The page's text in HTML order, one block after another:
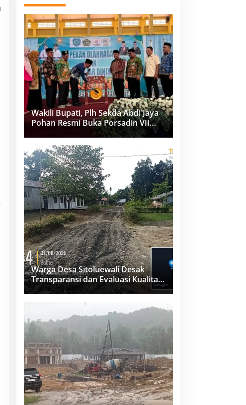
Wakili Bupati, Plh Sekda Abdi Jaya
Pohan Resmi Buka Porsadin VII
Kabupaten Labuhanbatu
Warga Desa Sitoluewali Desak
Transparansi dan Evaluasi Kualitas
Proyek Jalan, Diduga Minim